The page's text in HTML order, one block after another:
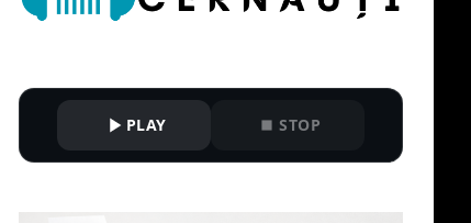
PLAY STOP